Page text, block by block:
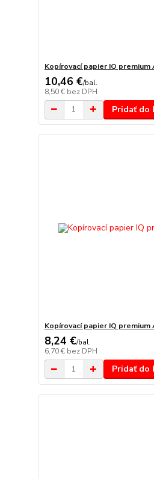
Kopírovací papier IQ premium
10,46 €/bal.
8,50 € bez DPH
Pridať do
Kopírovací papier IQ premium
8,24 €/bal.
6,70 € bez DPH
Pridať do